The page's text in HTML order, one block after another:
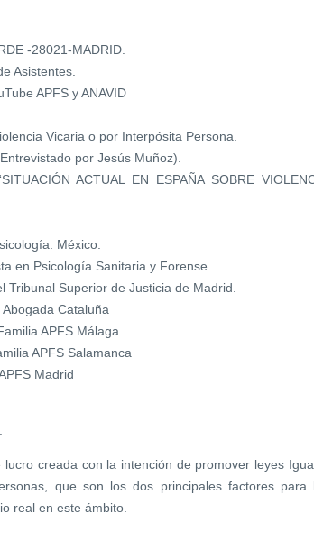
-28021-MADRID.
Asistentes.
APFS y ANAVID
Vicaria o por Interpósita Persona.
por Jesús Muñoz).
ACTUAL EN ESPAÑA SOBRE
México.
en Psicología Sanitaria y Forense.
Tribunal Superior de Justicia de Madrid.
Cataluña
APFS Málaga
APFS Salamanca
Madrid
creada con la intención de promover leyes
que son los dos principales factores para
real en este ámbito.